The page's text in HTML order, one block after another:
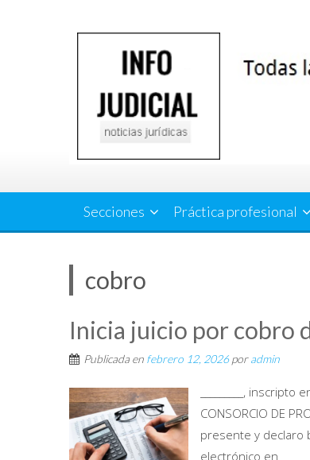
Secciones Práctica profesional
cobro
Inicia juicio por cobro
Publicada en febrero 12, 2026poradmin
_________,
CONSORCIO DE
presente y declaro
electrónico en